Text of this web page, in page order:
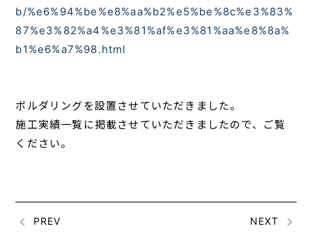
b/%e6%94%be%e8%aa%b2%e5%be%8c%e3%83%
87%e3%82%a4%e3%81%af%e3%81%aa%e8%8a%
b1%e6%a7%98.html
ボルダリングを設置させていただきました。
施工実績一覧に掲載させていただきましたので、ご覧
ください。
PREV NEXT